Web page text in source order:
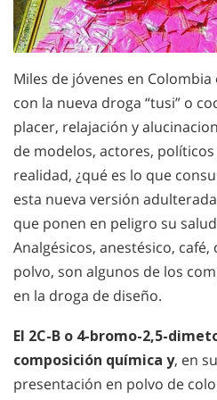
Miles de jóvenes en
con la nueva droga “tusi” o
placer, relajación y
de modelos, actores,
realidad, ¿qué es lo que
esta nueva versión
que ponen en peligro su
Analgésicos, anestésico,
polvo, son algunos de los
en la droga de diseño.
El 2C-B o 4-bromo-2,5-
composición química y, en
presentación en polvo de